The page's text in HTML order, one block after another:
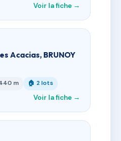
Voir la fiche →
Acacias, BRUNOY
m 🏠 2 lots
Voir la fiche →